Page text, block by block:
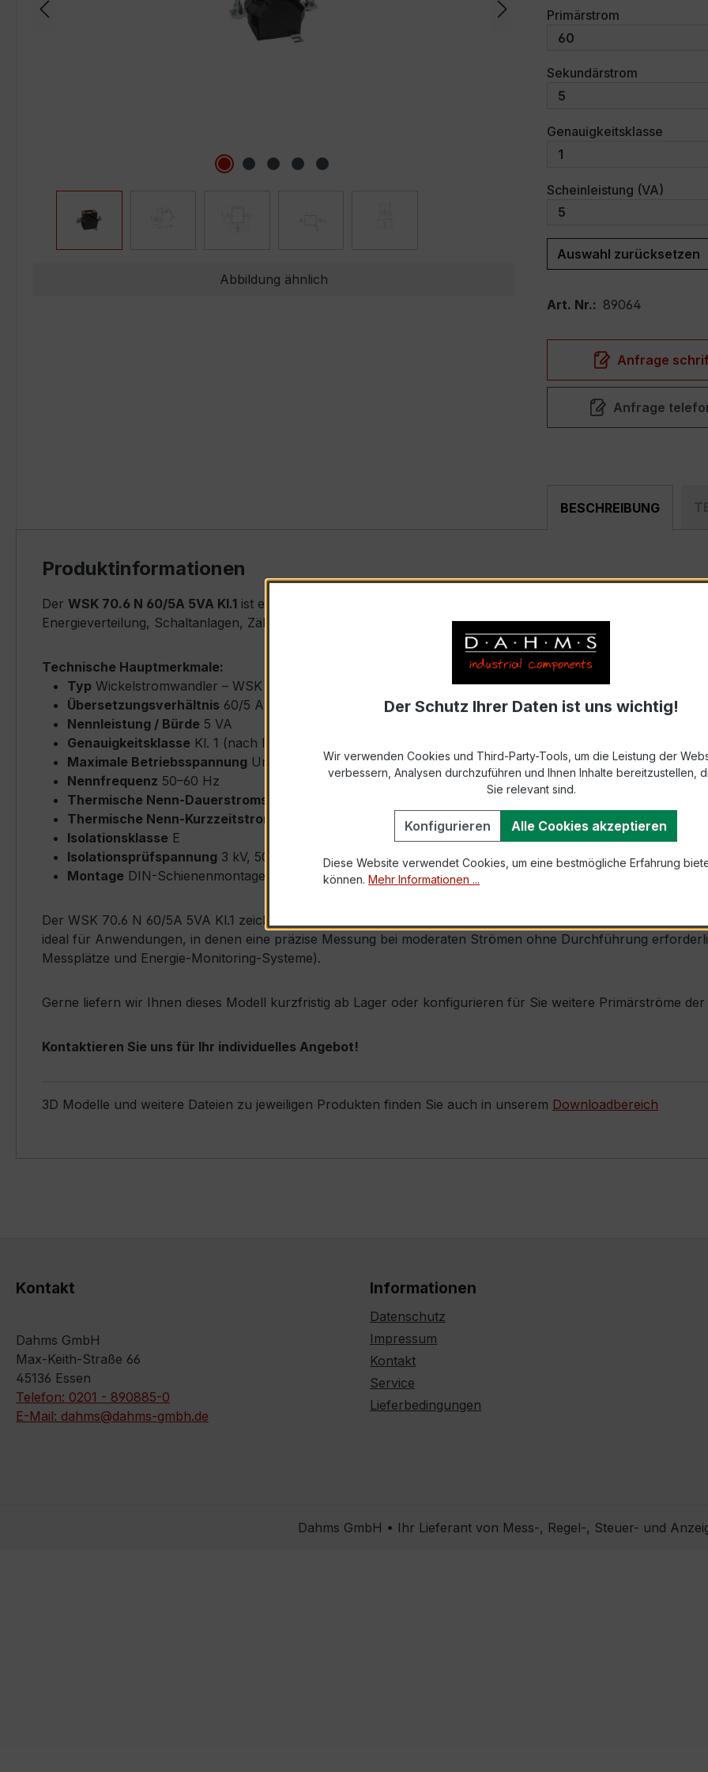
Abbildung ähnlich
Primärstrom
Sekundärstrom
Genauigkeitsklasse
Scheinleistung (VA)
Auswahl zurücksetzen
Art. Nr.: 89064
Anfrage
Anfrage
BESCHREIBUNG
Produktinformationen
Der WSK 70.6 N 60/5A 5VA Kl.1 ist ein kompakter, hochpräziser Niederspannungs-Wickelstromwandler der
Energieverteilung, Schaltanlagen, Zählerfeldern und industriellen Mess- und Überwachungssystemen
Technische Hauptmerkmale:
Typ Wickelstromwandler – WSK 70.6 N
Übersetzungsverhältnis 60/5 A (Primärnennstrom 60 A, Sekundärnennstrom 5 A)
Nennleistung / Bürde 5 VA
Genauigkeitsklasse Kl. 1 (nach IEC/EN 61869-2 bzw. DIN EN 61869-2)
Maximale Betriebsspannung Um ≤ 0,72 kV
Nennfrequenz 50–60 Hz
Thermische Nenn-Dauerstromstärke
Thermische Nenn-Kurzzeitstromstärke
Ith = 100 × Ipr, 1 s
Isolationsklasse E
Isolationsprüfspannung 3 kV, 50 Hz, 1 min
Montage DIN-Schienenmontage möglich
Der WSK 70.6 N 60/5A 5VA Kl.1 zeichnet sich durch seine robuste Bauform mit integrierter Primärwicklung,
ideal für Anwendungen, in denen eine präzise Messung bei moderaten Strömen ohne Durchführung
Messplätze und Energie-Monitoring-Systeme).
Gerne liefern wir Ihnen dieses Modell kurzfristig ab Lager oder konfigurieren für Sie weitere Primärströme der
Kontaktieren Sie uns für Ihr individuelles Angebot!
3D Modelle und weitere Dateien zu jeweiligen Produkten finden Sie auch in unserem Downloadbereich
Kontakt
Dahms GmbH
Max-Keith-Straße 66
45136 Essen
Telefon: 0201 - 890885-0
E-Mail: dahms@dahms-gmbh.de
Informationen
Datenschutz
Impressum
Kontakt
Service
Lieferbedingungen
Dahms GmbH • Ihr Lieferant von Mess-, Regel-, Steuer- und
Der Schutz Ihrer Daten ist uns wichtig!
Wir verwenden Cookies und Third-Party-Tools, um die Leistung der
verbessern, Analysen durchzuführen und Ihnen Inhalte bereitzustellen,
Sie relevant sind.
Konfigurieren Alle Cookies akzeptieren
Diese Website verwendet Cookies, um eine bestmögliche Erfahrung
können. Mehr Informationen ...